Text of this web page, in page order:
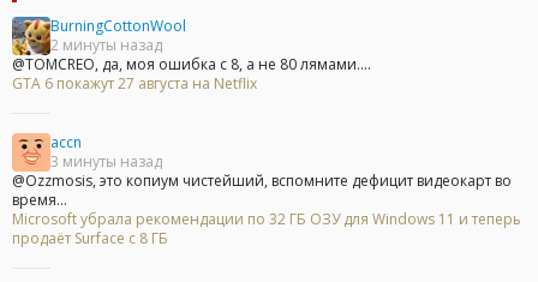
BurningCottonWool
2 минуты назад
@TOMCREO, да, моя ошибка с 8, а не 80 лямами....
GTA 6 покажут 27 августа на Netflix
accn
3 минуты назад
@Ozzmosis, это копиум чистейший, вспомните дефицит видеокарт во
время...
Microsoft убрала рекомендации по 32 ГБ ОЗУ для Windows 11 и теперь
продаёт Surface с 8 ГБ